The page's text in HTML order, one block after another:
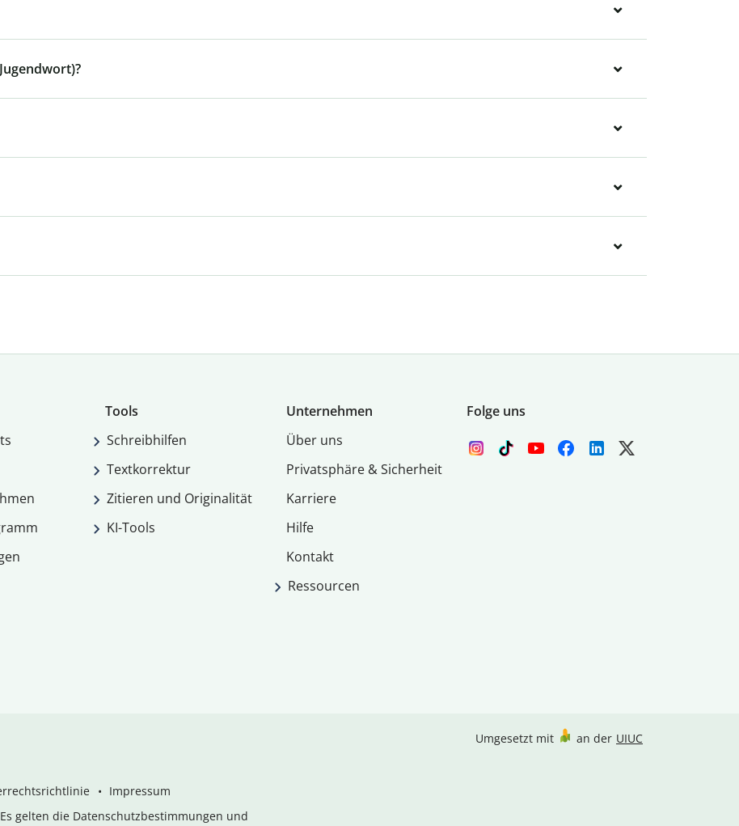
Tools
Schreibhilfen
Textkorrektur
Zitieren und Originalität
KI-Tools
Unternehmen
Über uns
Privatsphäre & Sicherheit
Karriere
Hilfe
Kontakt
Ressourcen
Folge uns
Impressum
gelten die Datenschutzbestimmungen und
Umgesetzt mit an der UIUC